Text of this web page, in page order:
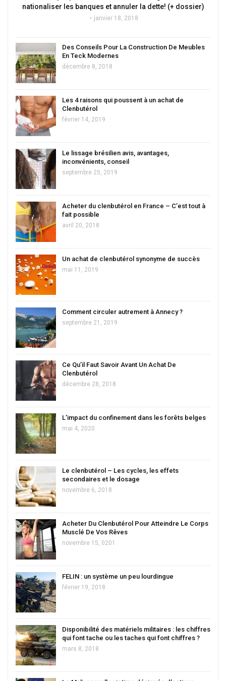
nationaliser les banques et annuler la dette! (+ dossier)
janvier 18, 2018
Des Conseils Pour La Construction De Meubles
En Teck Modernes
décembre 8, 2018
Les 4 raisons qui poussent à un achat de
Clenbutérol
février 14, 2019
Le lissage brésilien avis, avantages,
inconvénients, conseil
septembre 25, 2019
Acheter du clenbutérol en France – C’est tout à
fait possible
avril 20, 2018
Un achat de clenbutérol synonyme de succès
mai 11, 2019
Comment circuler autrement à Annecy ?
septembre 21, 2019
Ce Qu’il Faut Savoir Avant Un Achat De
Clenbutérol
décembre 28, 2018
L’impact du confinement dans les forêts belges
mai 4, 2020
Le clenbutérol – Les cycles, les effets
secondaires et le dosage
novembre 6, 2018
Acheter Du Clenbutérol Pour Atteindre Le Corps
Musclé De Vos Rêves
novembre 15, 0201
FELIN : un système un peu lourdingue
février 19, 2018
Disponibilité des matériels militaires : les chiffres
qui font tache ou les taches qui font chiffres ?
mars 8, 2018